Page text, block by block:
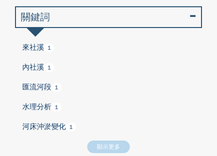
關鍵詞
來社溪 1
內社溪 1
匯流河段 1
水理分析 1
河床沖淤變化 1
顯示更多